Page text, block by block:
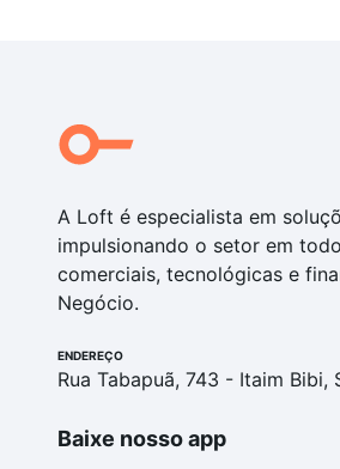
A Loft é especialista em
impulsionando o setor em
comerciais, tecnológicas e
Negócio.
ENDEREÇO
Rua Tabapuã, 743 - Itaim Bibi,
Baixe nosso app